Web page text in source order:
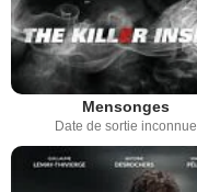
Mensonges
Date de sortie inconnue